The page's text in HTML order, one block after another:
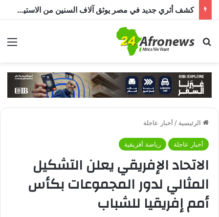
كشف أثري جديد في مصر يوثق آلاف السنين من الاستيطان البشري.. اكتشاف جبانة من عصر ما قبل الأسرات حتى العصرين اليوناني والروماني
بحث عن
الرئيسية / أخبار عاجلة
أخبار عاجلة رياضة أفريقية
الاتحاد الإفريقي يعلن التشكيل
المثالي لدور المجموعات بكأس
أمم إفريقيا للشباب